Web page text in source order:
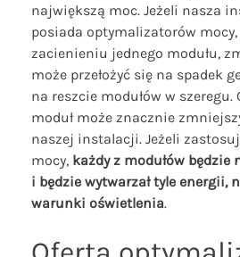
największą moc. Jeżeli nasza
posiada optymalizatorów
zacienieniu jednego modułu,
może przełożyć się na spadek
na reszcie modułów w szeregu.
moduł może znacznie
naszej instalacji. Jeżeli
mocy, każdy z modułów będzie
i będzie wytwarzał tyle energii,
warunki oświetlenia.